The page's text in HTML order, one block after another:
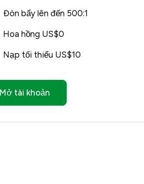
Đòn bẩy lên đến 500:1
Hoa hồng US$0
Nạp tối thiểu US$10
Mở tài khoản